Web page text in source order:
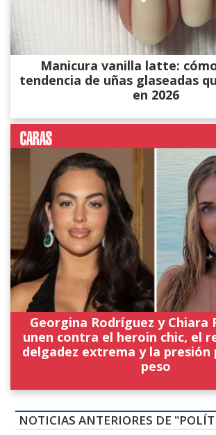
Manicura vanilla latte:
tendencia de uñas glaseadas
en 2026
Georgina Rodríguez y Chiara
unen contra el heroin chic, el
delgadez extrema y la presión
peso
NOTICIAS ANTERIORES DE